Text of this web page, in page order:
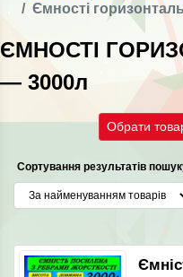
Ємності
ЄМНОСТІ
— 3000л
Обрати
Сортування результатів